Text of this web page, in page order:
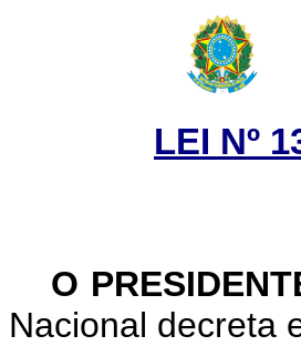
LEI Nº
O
Nacional decreta